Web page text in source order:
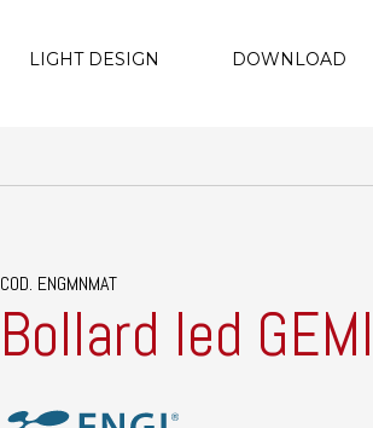
LIGHT DESIGN DOWNLOAD
COD. ENGMNMAT
Bollard led